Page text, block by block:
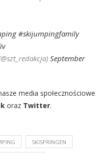
#skijumpingfamily
September
media społecznościowe
oraz Twitter.
SKISPRINGEN